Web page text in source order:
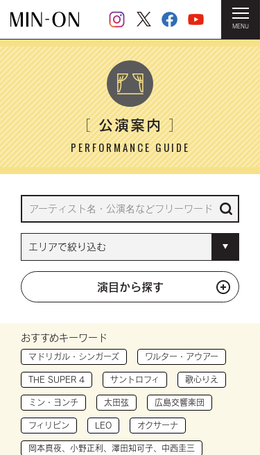
MENU
HOME ＞ 公演案内
［公演案内］
PERFORMANCE GUIDE
演目から探す
おすすめキーワード
マドリガル・シンガーズ ワルター・アウアー
THE SUPER 4 サントロフィ 歌心りえ
ミン・ヨンチ 太田弦 広島交響楽団
フィリピン LEO オクサーナ
岡本真夜、小野正利、澤田知可子、中西圭三